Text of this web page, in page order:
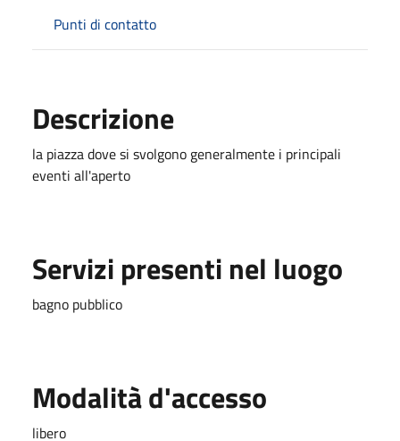
Punti di contatto
Descrizione
la piazza dove si svolgono generalmente i principali
eventi all'aperto
Servizi presenti nel luogo
bagno pubblico
Modalità d'accesso
libero